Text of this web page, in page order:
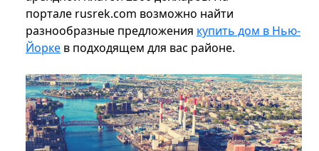
портале rusrek.com возможно найти
разнообразные предложения купить дом в Нью-
Йорке в подходящем для вас районе.